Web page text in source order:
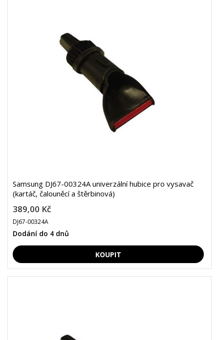
Samsung DJ67-00324A univerzální hubice pro vysavač
(kartáč, čalouněcí a štěrbinová)
389,00 Kč
DJ67-00324A
Dodání do 4 dnů